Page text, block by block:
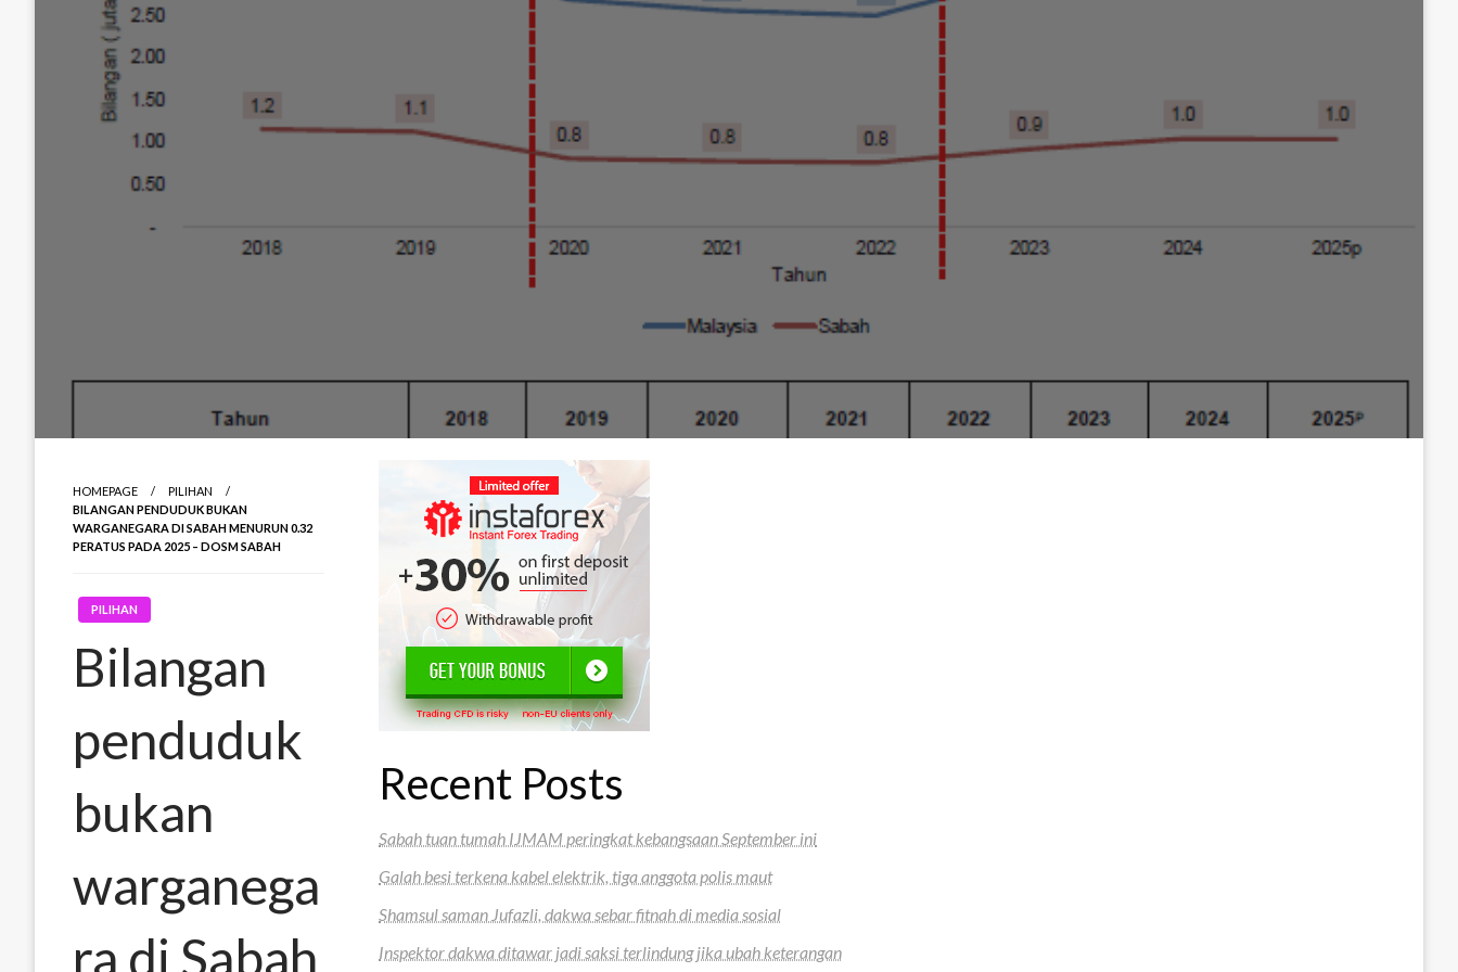
HOMEPAGE
PILIHAN
BILANGAN PENDUDUK BUKAN
WARGANEGARA DI SABAH MENURUN 0.32
PERATUS PADA 2025 – DOSM SABAH
PILIHAN
Bilangan
penduduk
bukan
warganega
ra di Sabah
Recent Posts
Sabah tuan tumah IJMAM peringkat kebangsaan September ini
Galah besi terkena kabel elektrik, tiga anggota polis maut
Shamsul saman Jufazli, dakwa sebar fitnah di media sosial
Inspektor dakwa ditawar jadi saksi terlindung jika ubah keterangan